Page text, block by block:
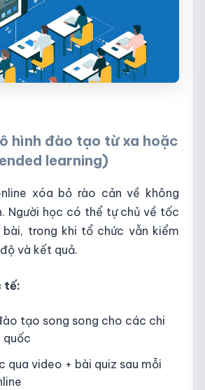
hình đào tạo từ xa hoặc
learning)
xóa bỏ rào cản về không
Người học có thể tự chủ về tốc
trong khi tổ chức vẫn kiểm
và kết quả.
tế:
tạo song song cho các chi
quốc
qua video + bài quiz sau mỗi